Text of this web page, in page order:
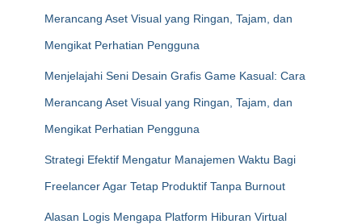
Merancang Aset Visual yang Ringan, Tajam, dan
Mengikat Perhatian Pengguna
Menjelajahi Seni Desain Grafis Game Kasual: Cara
Merancang Aset Visual yang Ringan, Tajam, dan
Mengikat Perhatian Pengguna
Strategi Efektif Mengatur Manajemen Waktu Bagi
Freelancer Agar Tetap Produktif Tanpa Burnout
Alasan Logis Mengapa Platform Hiburan Virtual